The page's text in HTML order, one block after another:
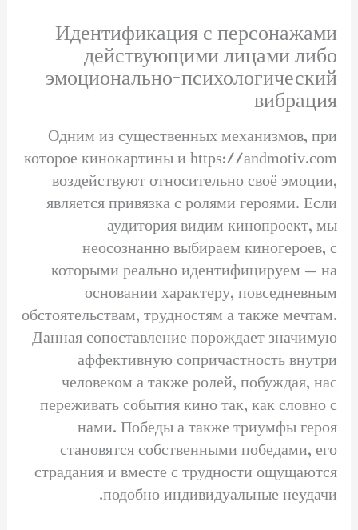
Идентификация с персонажами
действующими лицами либо
эмоционально-психологический
вибрация
Одним из существенных механизмов, при
которое кинокартины и https://andmotiv.com
воздействуют относительно своё эмоции,
является привязка с ролями героями. Если
аудитория видим кинопроект, мы
неосознанно выбираем киногероев, с
которыми реально идентифицируем — на
основании характеру, повседневным
обстоятельствам, трудностям а также мечтам.
Данная сопоставление порождает значимую
аффективную сопричастность внутри
человеком а также ролей, побуждая, нас
переживать события кино так, как словно с
нами. Победы а также триумфы героя
становятся собственными победами, его
страдания и вместе с трудности ощущаются
подобно индивидуальные неудачи.